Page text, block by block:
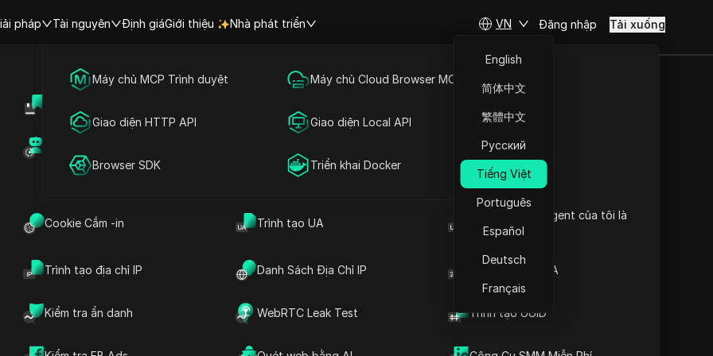
pháp
Tiếp thị truyền thông xã hội xuyên quốc gia
Quảng cáo trực tuyến
Chia sẻ tài khoản
Tài nguyên
Cookie Cắm -in Trình tạo UA
Browser User Agent của tôi là
Trình tạo địa chỉ IP Danh Sách Địa Chỉ IP Trình tạo mã 2FA
Kiểm tra ẩn danh WebRTC Leak Test Trình tạo UUID
Định giáGiới thiệu Nhà phát triển
Máy chủ MCP Trình duyệt Máy chủ Cloud Browser MCP
Giao diện HTTP API Giao diện Local API
Browser SDK Triển khai Docker
VN
English
简体中文
繁體中文
Русский
Tiếng Việt
Português
Español
Deutsch
Français
Đăng nhập Tải xuống
Bắc Mỹ Antigua và Barbuda
| Thời gian hiện tại ở các thành phố của